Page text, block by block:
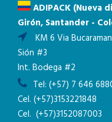
ADIPACK (Nueva
Girón, Santander -
KM 6 Via
Sión #3
Int. Bodega #2
Tel: (+57) 7 646
Cel. (+57)3153221848
Cel. (+57)3152087003